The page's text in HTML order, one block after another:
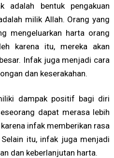
adalah bentuk pengakuan
milik Allah. Orang yang
mengeluarkan harta orang
karena itu, mereka akan
Infak juga menjadi cara
dan keserakahan.
dampak positif bagi diri
dapat merasa lebih
infak memberikan rasa
itu, infak juga menjadi
dan keberlanjutan harta.